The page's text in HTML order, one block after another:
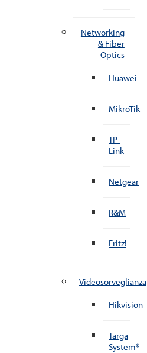
Networking
& Fiber
Optics
Huawei
MikroTik
TP-
Link
Netgear
R&M
Fritz!
Videosorveglianza
Hikvision
Targa
System®